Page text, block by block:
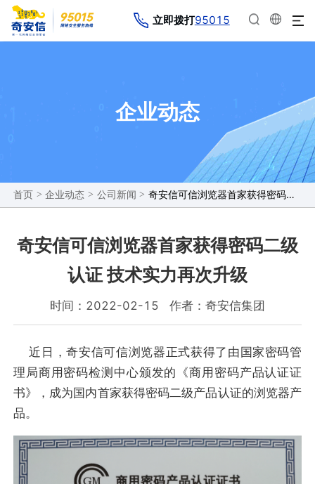
立即拨打95015
企业动态
首页 > 企业动态 > 公司新闻 > 奇安信可信浏览器首家获得密码二级认证 技术实力再次升级
奇安信可信浏览器首家获得密码二级
认证 技术实力再次升级
时间：2022-02-15 作者：奇安信集团
近日，奇安信可信浏览器正式获得了由国家密码管
理局商用密码检测中心颁发的《商用密码产品认证证
书》，成为国内首家获得密码二级产品认证的浏览器产
品。